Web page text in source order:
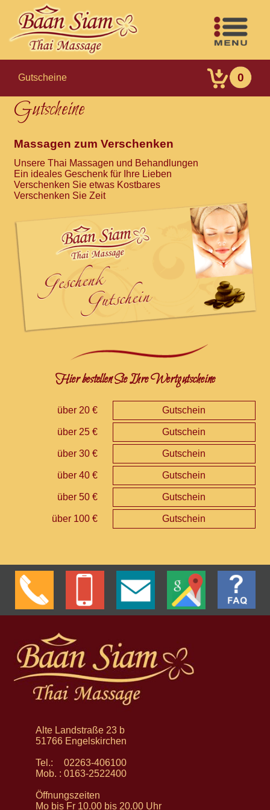
Gutscheine 0
Gutscheine
Massagen zum Verschenken
Unsere Thai Massagen und Behandlungen
Ein ideales Geschenk für Ihre Lieben
Verschenken Sie etwas Kostbares
Verschenken Sie Zeit
Hier bestellen Sie Ihre Wertgutscheine
über 20 € Gutschein
über 25 € Gutschein
über 30 € Gutschein
über 40 € Gutschein
über 50 € Gutschein
über 100 € Gutschein
Alte Landstraße 23 b
51766 Engelskirchen
Tel.:
02263-406100
Mob. : 0163-2522400
Öffnungszeiten
Mo bis Fr10.00 bis 20.00 Uhr